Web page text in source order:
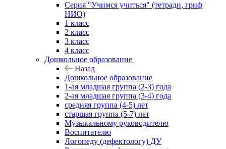
Серия "Учимся учиться" (тетради, гриф
НИО)
1 класс
2 класс
3 класс
4 класс
Дошкольное образование
Назад
Дошкольное образование
1-ая младшая группа (2-3) года
2-ая младшая группа (3-4) года
средняя группа (4-5) лет
старшая группа (5-7) лет
Музыкальному руководителю
Воспитателю
Логопеду (дефектологу) ДУ